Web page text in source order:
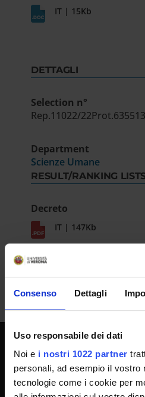
Consenso Dettagli
Uso responsabile dei dati
Noi e i nostri 1022 partner
personali, ad esempio il vostro
tecnologie come i cookie per
IT | 15Kb
DETTAGLI
Selection n°
Rep.11022/22Prot.635513
Department
Scienze Umane
RESULT/RANKING
Decreto
IT | 147Kb
UNIVERSITY SERVICES